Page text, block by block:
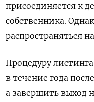
присоединяется к
собственника.
распространяться
Процедуру
в течение года
а завершить выход